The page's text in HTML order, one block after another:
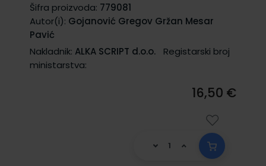
Šifra proizvoda: 779081
Autor(i): Gojanović Gregov Gržan Mesar
Pavić
Nakladnik: ALKA SCRIPT d.o.o.
Registarski broj
ministarstva:
16,50 €